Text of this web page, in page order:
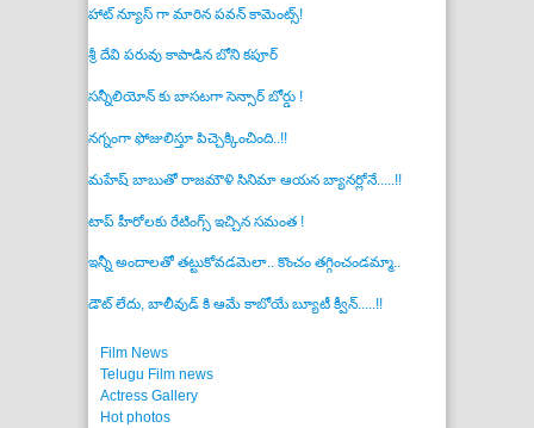
హాట్ న్యూస్ గా మారిన పవన్ కామెంట్స్!
శ్రీ దేవి పరువు కాపాడిన బోని కపూర్
సన్నీలియోన్ కు బాసటగా సెన్సార్ బోర్డు !
నగ్నంగా ఫోజులిస్తూ పిచ్చెక్కించింది..!!
మహేష్ బాబుతో రాజమౌళి సినిమా ఆయన బ్యానర్లోనే.....!!
టాప్ హీరోలకు రేటింగ్స్ ఇచ్చిన సమంత !
ఇన్నీ అందాలతో తట్టుకోవడమెలా.. కొంచం తగ్గించండమ్మా..
డౌట్ లేదు, బాలీవుడ్ కి ఆమే కాబోయే బ్యూటీ క్వీన్.....!!
Film News
Telugu Film news
Actress Gallery
Hot photos